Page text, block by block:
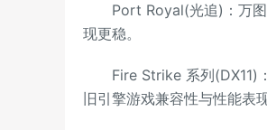
Port Royal(光追)：万图
现更稳。
Fire Strike 系列(DX11)
旧引擎游戏兼容性与性能表